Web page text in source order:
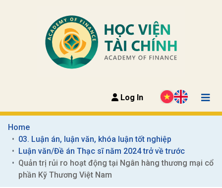
Log In
Home
03. Luận án, luận văn, khóa luận tốt nghiệp
Luận văn/Đề án Thạc sĩ năm 2024 trở về trước
Quản trị rủi ro hoạt động tại Ngân hàng thương mại cổ
phần Kỹ Thương Việt Nam